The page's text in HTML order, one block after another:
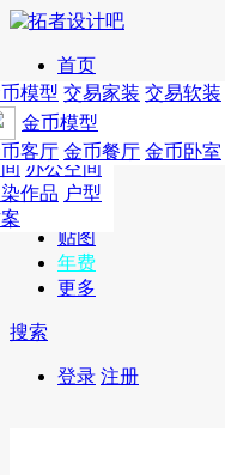
首页
发现
年费 作品 图纸 交易 软装
年费版块
费图纸 年费户型 年费高清
作品
别墅 国外
酒店设计
设计 商业
办公空间
作品 户型
模型
模型 交易家装 交易软装
金币模型
客厅 金币餐厅 金币卧室
CAD
概念
贴图
年费
更多
搜索
登录 注册